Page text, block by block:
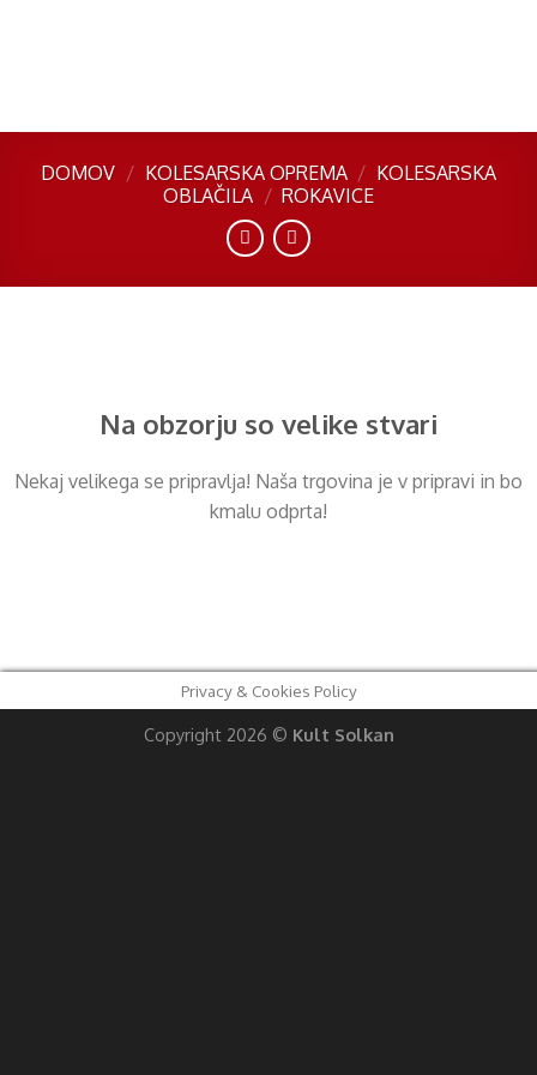
DOMOV / KOLESARSKA OPREMA / KOLESARSKA
OBLAČILA / ROKAVICE
Na obzorju so velike stvari
Nekaj ​​velikega se pripravlja! Naša trgovina je v pripravi in ​​bo
kmalu odprta!
Privacy & Cookies Policy
Copyright 2026 © Kult Solkan